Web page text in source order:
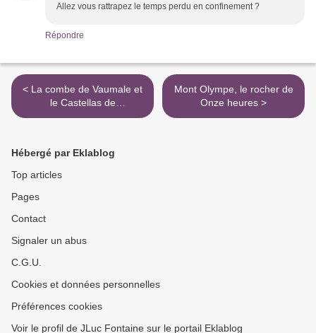
Allez vous rattrapez le temps perdu en confinement ?
Répondre
< La combe de Vaumale et
le Castellas de
l'Escumadou.
Mont Olympe, le rocher de
Onze heures >
Hébergé par Eklablog
Top articles
Pages
Contact
Signaler un abus
C.G.U.
Cookies et données personnelles
Préférences cookies
Voir le profil de JLuc Fontaine sur le portail Eklablog